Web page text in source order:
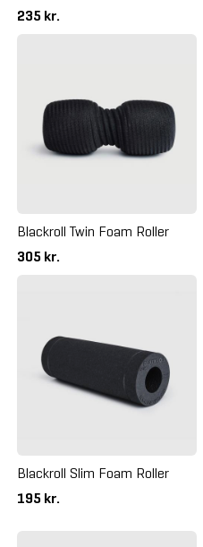
235 kr.
Blackroll Twin Foam Roller
305 kr.
Blackroll Slim Foam Roller
195 kr.